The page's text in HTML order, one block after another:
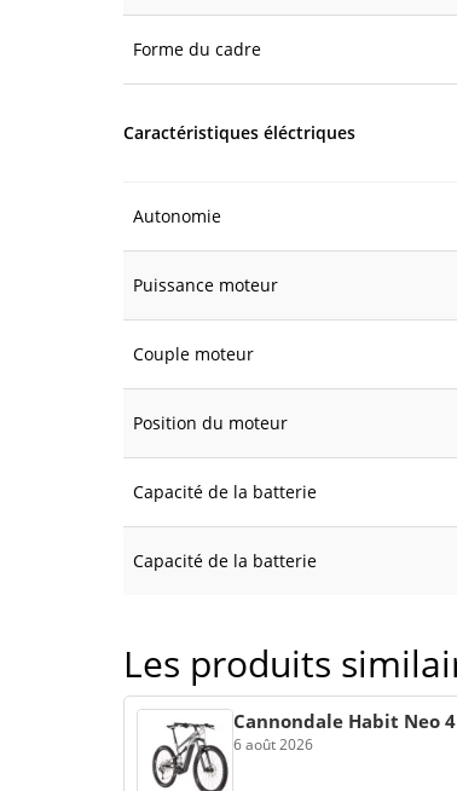
Forme du cadre
Caractéristiques éléctriques
Autonomie
Puissance moteur
Couple moteur
Position du moteur
Capacité de la batterie
Capacité de la batterie
Les produits
Cannondale Habit Neo
6 août 2026